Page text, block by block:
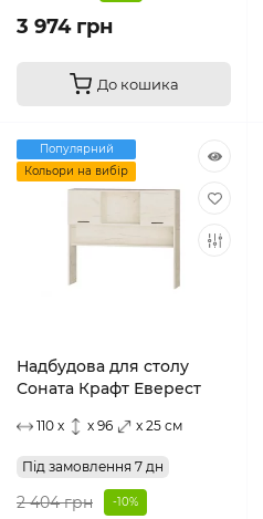
3 974 грн
До кошика
Популярний
Кольори на вибір
Надбудова для столу
Соната Крафт Еверест
110 x x 96 x 25 см
Під замовлення 7 дн
2 404 грн -10%